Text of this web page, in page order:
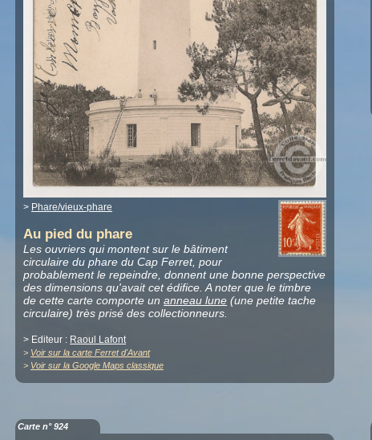
> Phare/vieux-phare
Au pied du phare
Les ouvriers qui montent sur le bâtiment
circulaire du phare du Cap Ferret, pour
probablement le repeindre, donnent une bonne perspective
des dimensions qu'avait cet édifice. A noter que le timbre
de cette carte comporte unanneau lune (une petite tache
circulaire) très prisé des collectionneurs.
> Editeur : Raoul Lafont
> Voir sur la carte Ferret d'Avant
> Voir sur la Google Maps classique
Carte n° 924